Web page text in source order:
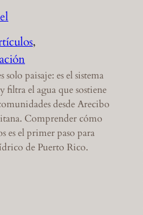
paisaje: es el sistema
filtra el agua que sostiene
desde Arecibo
Comprender cómo
es el primer paso para
de Puerto Rico.